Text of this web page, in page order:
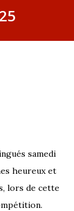
samedi
heureux et
lors de cette